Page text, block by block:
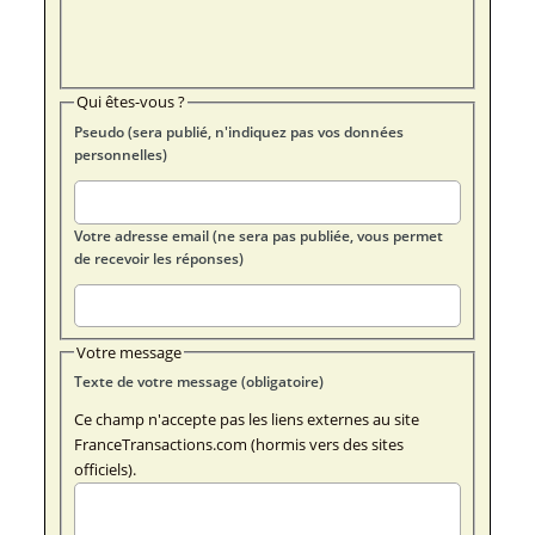
Qui êtes-vous ?
Pseudo (sera publié, n'indiquez pas vos données
personnelles)
Votre adresse email (ne sera pas publiée, vous permet
de recevoir les réponses)
Votre message
Texte de votre message (obligatoire)
Ce champ n'accepte pas les liens externes au site
FranceTransactions.com (hormis vers des sites
officiels).